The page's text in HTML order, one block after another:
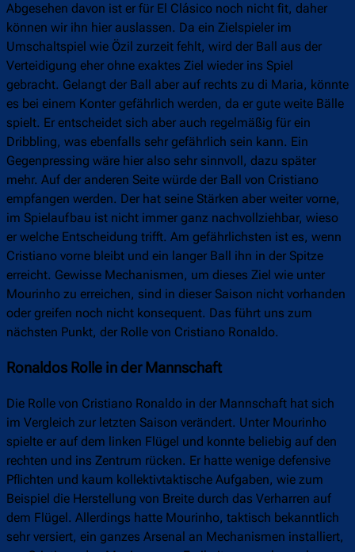
Abgesehen davon ist er für El Clásico noch nicht fit, daher
können wir ihn hier auslassen. Da ein Zielspieler im
Umschaltspiel wie Özil zurzeit fehlt, wird der Ball aus der
Verteidigung eher ohne exaktes Ziel wieder ins Spiel
gebracht. Gelangt der Ball aber auf rechts zu di Maria, könnte
es bei einem Konter gefährlich werden, da er gute weite Bälle
spielt. Er entscheidet sich aber auch regelmäßig für ein
Dribbling, was ebenfalls sehr gefährlich sein kann. Ein
Gegenpressing wäre hier also sehr sinnvoll, dazu später
mehr. Auf der anderen Seite würde der Ball von Cristiano
empfangen werden. Der hat seine Stärken aber weiter vorne,
im Spielaufbau ist nicht immer ganz nachvollziehbar, wieso
er welche Entscheidung trifft. Am gefährlichsten ist es, wenn
Cristiano vorne bleibt und ein langer Ball ihn in der Spitze
erreicht. Gewisse Mechanismen, um dieses Ziel wie unter
Mourinho zu erreichen, sind in dieser Saison nicht vorhanden
oder greifen noch nicht konsequent. Das führt uns zum
nächsten Punkt, der Rolle von Cristiano Ronaldo.
Ronaldos Rolle in der Mannschaft
Die Rolle von Cristiano Ronaldo in der Mannschaft hat sich
im Vergleich zur letzten Saison verändert. Unter Mourinho
spielte er auf dem linken Flügel und konnte beliebig auf den
rechten und ins Zentrum rücken. Er hatte wenige defensive
Pflichten und kaum kollektivtaktische Aufgaben, wie zum
Beispiel die Herstellung von Breite durch das Verharren auf
dem Flügel. Allerdings hatte Mourinho, taktisch bekanntlich
sehr versiert, ein ganzes Arsenal an Mechanismen installiert,